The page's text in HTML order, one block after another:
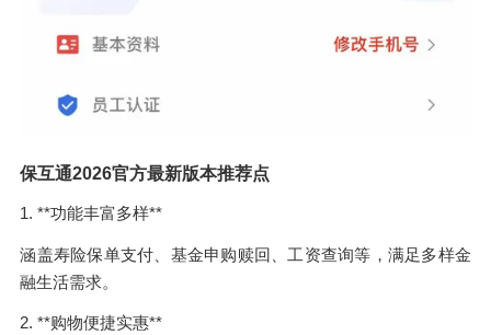
保互通2026官方最新版本推荐点
1. **功能丰富多样**
涵盖寿险保单支付、基金申购赎回、工资查询等，满足多样金
融生活需求。
2. **购物便捷实惠**